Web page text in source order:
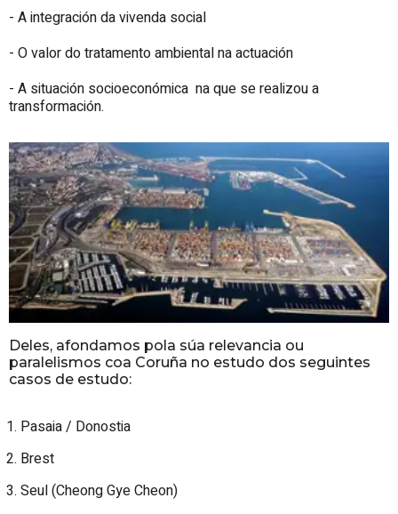
- A integración da vivenda social
- O valor do tratamento ambiental na actuación
- A situación socioeconómica na que se realizou a
transformación.
Deles, afondamos pola súa relevancia ou
paralelismos coa Coruña no estudo dos seguintes
casos de estudo:
Pasaia / Donostia
Brest
Seul (Cheong Gye Cheon)